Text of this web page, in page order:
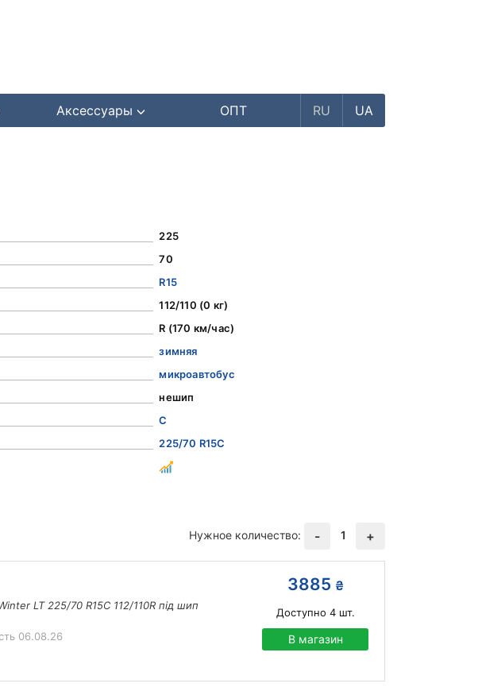
Аксессуары ОПТ RU UA
225
70
R15
112/110 (0 кг)
R (170 км/час)
зимняя
микроавтобус
нешип
C
225/70 R15C
Нужное количество: - 1 +
LT 225/70 R15C 112/110R під шип
06.08.26
3885 ₴
Доступно 4шт.
В магазин